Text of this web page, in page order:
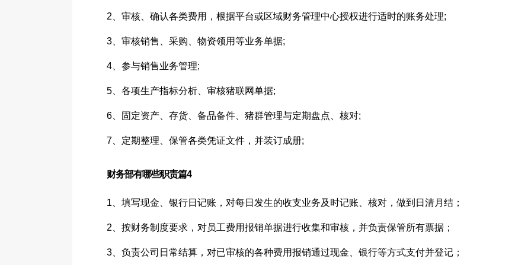
2、审核、确认各类费用，根据平台或区域财务管理中心授权进行适时的账务处理;
3、审核销售、采购、物资领用等业务单据;
4、参与销售业务管理;
5、各项生产指标分析、审核猪联网单据;
6、固定资产、存货、备品备件、猪群管理与定期盘点、核对;
7、定期整理、保管各类凭证文件，并装订成册;
财务部有哪些职责篇4
1、填写现金、银行日记账，对每日发生的收支业务及时记账、核对，做到日清月结；
2、按财务制度要求，对员工费用报销单据进行收集和审核，并负责保管所有票据；
3、负责公司日常结算，对已审核的各种费用报销通过现金、银行等方式支付并登记；